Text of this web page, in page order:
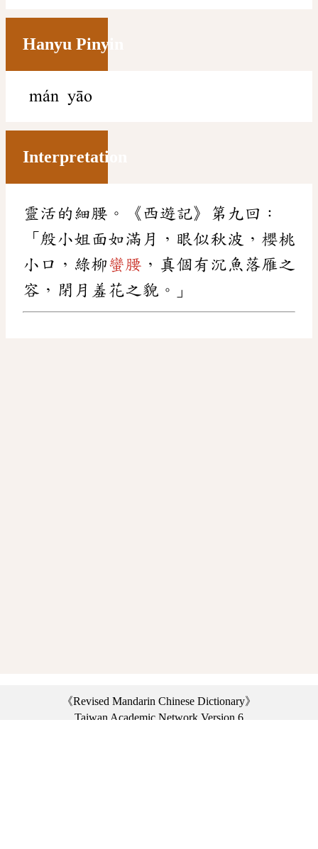
Hanyu Pinyin
mán yāo
Interpretation
靈活的細腰。《西遊記》第九回：
「殷小姐面如滿月，眼似秋波，櫻桃
小口，綠柳蠻腰 ，真個有沉魚落雁之
容，閉月羞花之貌。」
《Revised Mandarin Chinese Dictionary》
Taiwan Academic Network Version 6